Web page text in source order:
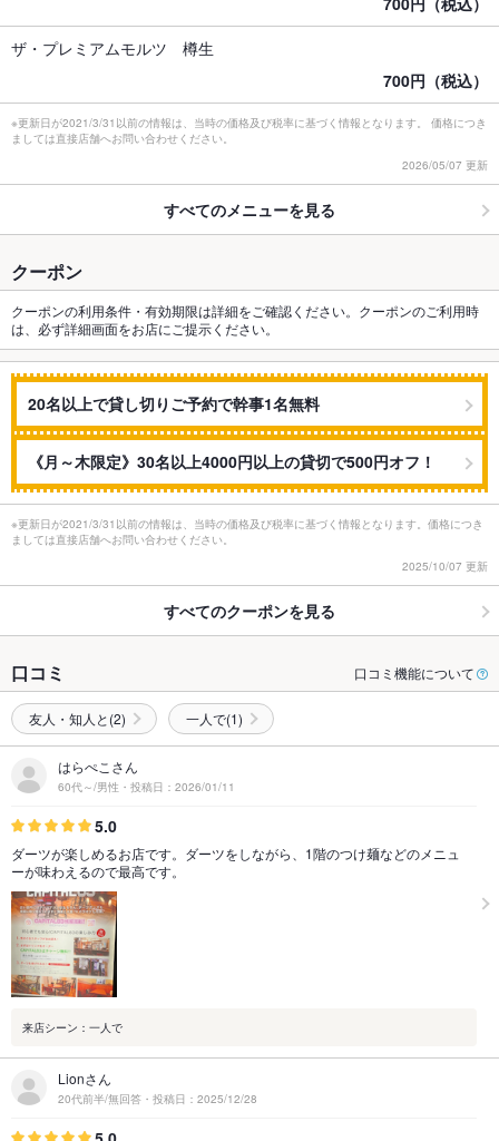
ザ・プレミアムモルツ 樽生
700円（税込）
※更新日が2021/3/31以前の情報は、当時の価格及び税率に基づく情報となります。 価格につき
ましては直接店舗へお問い合わせください。
2026/05/07 更新
すべてのメニューを見る
クーポン
クーポンの利用条件・有効期限は詳細をご確認ください。クーポンのご利用時
は、必ず詳細画面をお店にご提示ください。
20名以上で貸し切りご予約で幹事1名無料
《月～木限定》30名以上4000円以上の貸切で500円オフ！
※更新日が2021/3/31以前の情報は、当時の価格及び税率に基づく情報となります。価格につき
ましては直接店舗へお問い合わせください。
2025/10/07 更新
すべてのクーポンを見る
口コミ 口コミ機能について
友人・知人と(2) 一人で(1)
はらぺこさん
60代～/男性・投稿日：2026/01/11
5.0
ダーツが楽しめるお店です。ダーツをしながら、1階のつけ麺などのメニュ
ーが味わえるので最高です。
来店シーン：一人で
Lionさん
20代前半/無回答・投稿日：2025/12/28